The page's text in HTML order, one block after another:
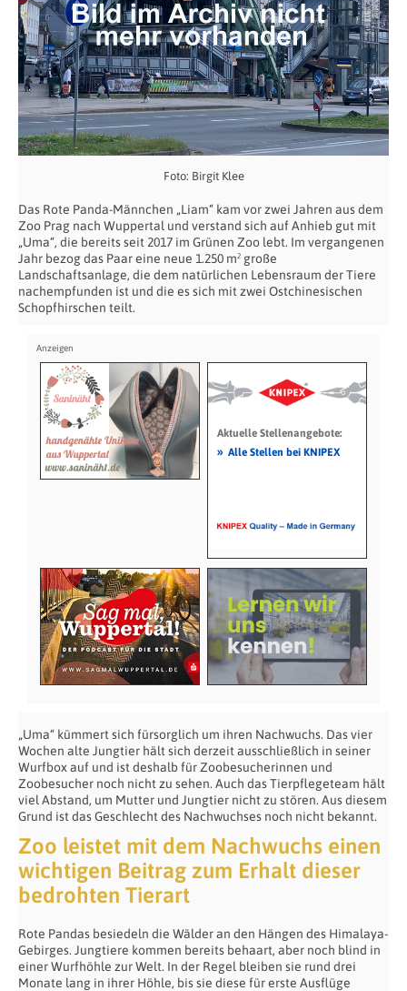
Foto: Birgit Klee
Das Rote Panda-Männchen „Liam“ kam vor zwei Jahren aus dem
Zoo Prag nach Wuppertal und verstand sich auf Anhieb gut mit
„Uma“, die bereits seit 2017 im Grünen Zoo lebt. Im vergangenen
Jahr bezog das Paar eine neue 1.250 m² große
Landschaftsanlage, die dem natürlichen Lebensraum der Tiere
nachempfunden ist und die es sich mit zwei Ostchinesischen
Schopfhirschen teilt.
Aktuelle Stellenangebote:
» Alle Stellen bei KNIPEX
„Uma“ kümmert sich fürsorglich um ihren Nachwuchs. Das vier
Wochen alte Jungtier hält sich derzeit ausschließlich in seiner
Wurfbox auf und ist deshalb für Zoobesucherinnen und
Zoobesucher noch nicht zu sehen. Auch das Tierpflegeteam hält
viel Abstand, um Mutter und Jungtier nicht zu stören. Aus diesem
Grund ist das Geschlecht des Nachwuchses noch nicht bekannt.
Zoo leistet mit dem Nachwuchs einen
wichtigen Beitrag zum Erhalt dieser
bedrohten Tierart
Rote Pandas besiedeln die Wälder an den Hängen des Himalaya-
Gebirges. Jungtiere kommen bereits behaart, aber noch blind in
einer Wurfhöhle zur Welt. In der Regel bleiben sie rund drei
Monate lang in ihrer Höhle, bis sie diese für erste Ausflüge